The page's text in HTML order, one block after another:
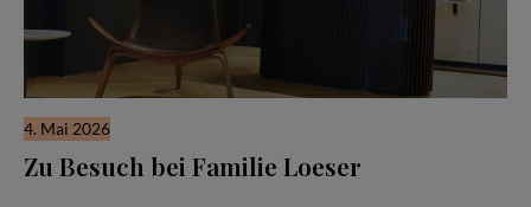
4. Mai 2026
Zu Besuch bei Familie Loeser